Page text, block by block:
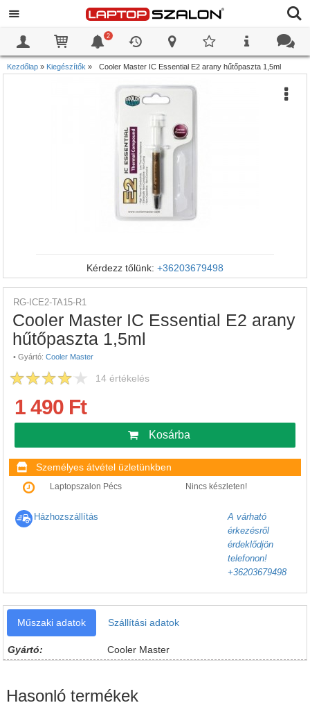
2
Kezdőlap » Kiegészítők » Cooler Master IC Essential E2 arany hűtőpaszta 1,5ml
Kérdezz tőlünk: +36203679498
RG-ICE2-TA15-R1
Cooler Master IC Essential E2 arany
hűtőpaszta 1,5ml
• Gyártó: Cooler Master
14 értékelés
1 490 Ft
Kosárba
Személyes átvétel üzletünkben
Laptopszalon Pécs Nincs készleten!
Házhozszállítás
A várható
érkezésről
érdeklődjön
telefonon!
+36203679498
Műszaki adatok Szállítási adatok
Gyártó: Cooler Master
Hasonló termékek
0
0